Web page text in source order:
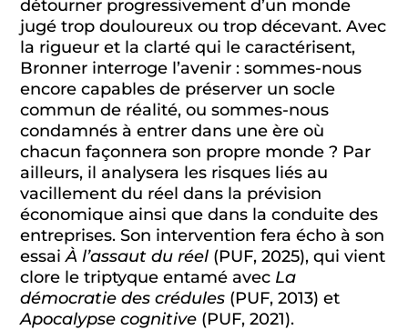
détourner progressivement d’un monde
jugé trop douloureux ou trop décevant. Avec
la rigueur et la clarté qui le caractérisent,
Bronner interroge l’avenir : sommes-nous
encore capables de préserver un socle
commun de réalité, ou sommes-nous
condamnés à entrer dans une ère où
chacun façonnera son propre monde ? Par
ailleurs, il analysera les risques liés au
vacillement du réel dans la prévision
économique ainsi que dans la conduite des
entreprises. Son intervention fera écho à son
essaiÀ l’assaut du réel (PUF, 2025), qui vient
clore le triptyque entamé avec La
démocratie des crédules (PUF, 2013) et
Apocalypse cognitive (PUF, 2021).